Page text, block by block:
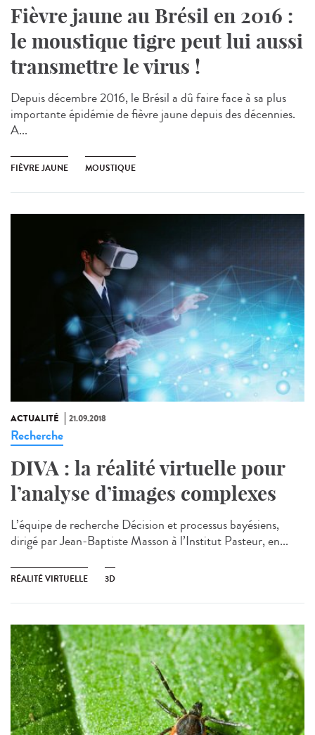
Fièvre jaune au Brésil en 2016 :
le moustique tigre peut lui aussi
transmettre le virus !
Depuis décembre 2016, le Brésil a dû faire face à sa plus
importante épidémie de fièvre jaune depuis des décennies.
A...
FIÈVRE JAUNE MOUSTIQUE
ACTUALITÉ 21.09.2018
Recherche
DIVA : la réalité virtuelle pour
l’analyse d’images complexes
L’équipe de recherche Décision et processus bayésiens,
dirigé par Jean-Baptiste Masson à l’Institut Pasteur, en...
RÉALITÉ VIRTUELLE 3D